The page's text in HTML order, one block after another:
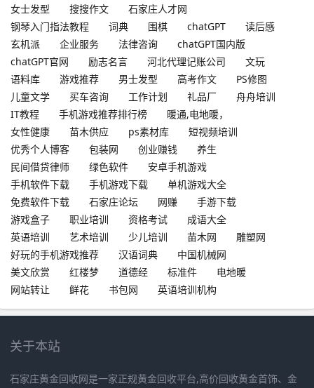
女士发型
搜搜作文
石家庄人才网
钢琴入门指法教程
词典 围棋 chatGPT
读后感
玄机派
企业服务 法律咨询
chatGPT国内版
chatGPT官网
励志名言 河北代理记账公司
文玩
语料库
游戏推荐 男士发型 高考作文
PS修图
儿童文学
买车咨询 工作计划 礼品厂
舟舟培训
IT教程
手机游戏推荐排行榜
暖通,电地暖，
女性健康
苗木供应 ps素材库
短视频培训
优秀个人博客
包装网 创业赚钱
养生
民间借贷律师
绿色软件
安卓手机游戏
手机软件下载
手机游戏下载
单机游戏大全
免费软件下载
石家庄论坛 网赚
手游下载
游戏盒子
职业培训 资格考试
成语大全
英语培训
艺术培训 少儿培训 苗木网
雕塑网
好玩的手机游戏推荐
汉语词典
中国机械网
美文欣赏
红楼梦 道德经 标准件
电地暖
网站转让
鲜花 书包网 英语培训机构
关于本站
石家庄黄金回收网是一家正规黄金回收平台,高价回收黄金首饰、金